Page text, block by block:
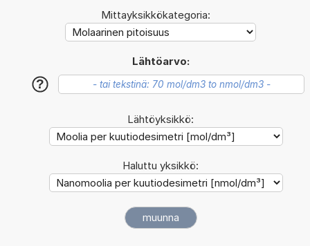
Mittayksikkökategoria:
Lähtöarvo:
?
Lähtöyksikkö:
Haluttu yksikkö: